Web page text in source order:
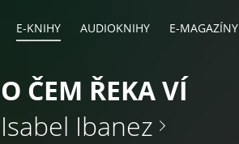
E-KNIHY AUDIOKNIHY E-MAGAZÍNY
O ČEM ŘEKA VÍ
Isabel Ibanez